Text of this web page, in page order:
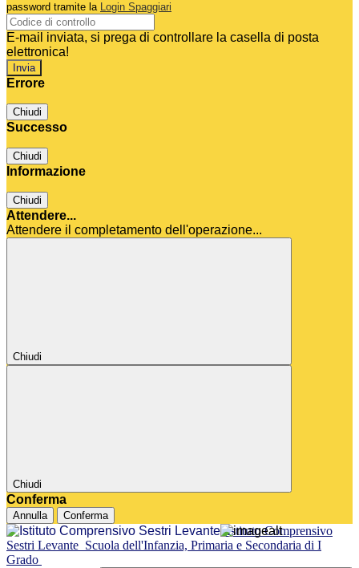
password tramite la Login Spaggiari
E-mail inviata, si prega di controllare la casella di posta
elettronica!
Errore
Chiudi
Successo
Chiudi
Informazione
Chiudi
Attendere...
Attendere il completamento dell'operazione...
Chiudi
Chiudi
Conferma
Annulla Conferma
Istituto Comprensivo
Sestri Levante Scuola dell'Infanzia, Primaria e Secondaria di I
Grado